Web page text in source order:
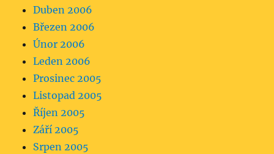
Duben 2006
Březen 2006
Únor 2006
Leden 2006
Prosinec 2005
Listopad 2005
Říjen 2005
Září 2005
Srpen 2005